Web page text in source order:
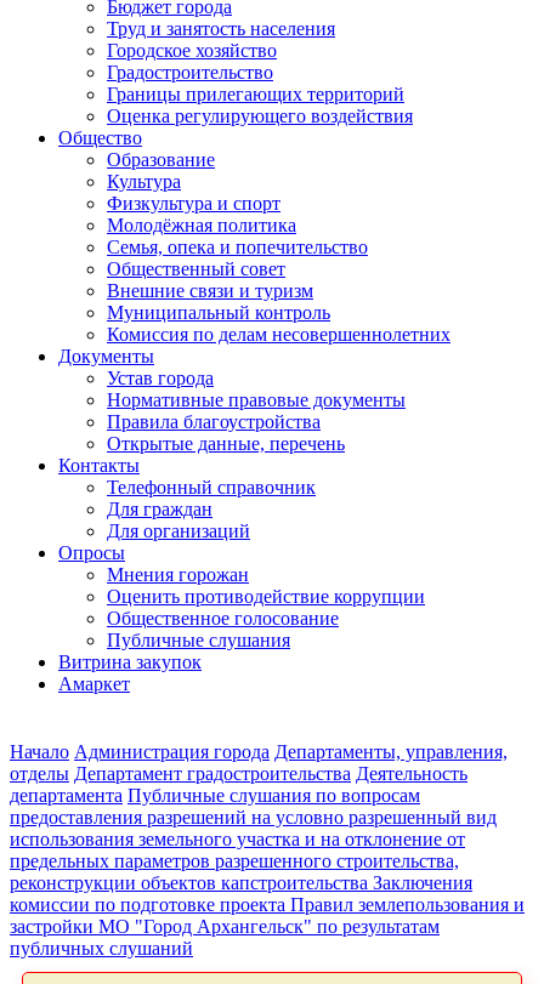
Бюджет города
Труд и занятость населения
Городское хозяйство
Градостроительство
Границы прилегающих территорий
Оценка регулирующего воздействия
Общество
Образование
Культура
Физкультура и спорт
Молодёжная политика
Семья, опека и попечительство
Общественный совет
Внешние связи и туризм
Муниципальный контроль
Комиссия по делам несовершеннолетних
Документы
Устав города
Нормативные правовые документы
Правила благоустройства
Открытые данные, перечень
Контакты
Телефонный справочник
Для граждан
Для организаций
Опросы
Мнения горожан
Оценить противодействие коррупции
Общественное голосование
Публичные слушания
Витрина закупок
Амаркет
Начало Администрация города Департаменты, управления,
отделы Департамент градостроительства Деятельность
департамента Публичные слушания по вопросам
предоставления разрешений на условно разрешенный вид
использования земельного участка и на отклонение от
предельных параметров разрешенного строительства,
реконструкции объектов капстроительства Заключения
комиссии по подготовке проекта Правил землепользования и
застройки МО "Город Архангельск" по результатам
публичных слушаний